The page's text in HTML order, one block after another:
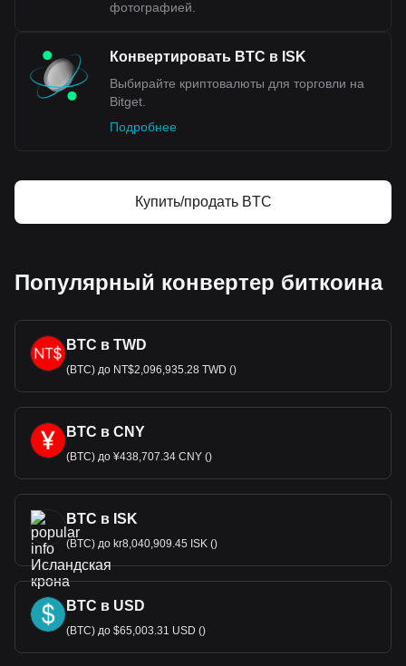
экономический суверенитет. Общественное мнение в
последствий для таких ключевых секторов, как
рыболовство.
Данные обмена криптовалют Bitget на фиат
обменять вашу криптовалюту.
фотографией.
Конвертировать BTC в ISK
Выбирайте криптовалюты для торговли на
Bitget.
Подробнее
Купить/продать BTC
Популярный конвертер биткоина
BTC в TWD
(BTC) до NT$2,096,935.28 TWD ()
BTC в CNY
(BTC) до ¥438,707.34 CNY ()
BTC в ISK
(BTC) до kr8,040,909.45 ISK ()
BTC в USD
(BTC) до $65,003.31 USD ()